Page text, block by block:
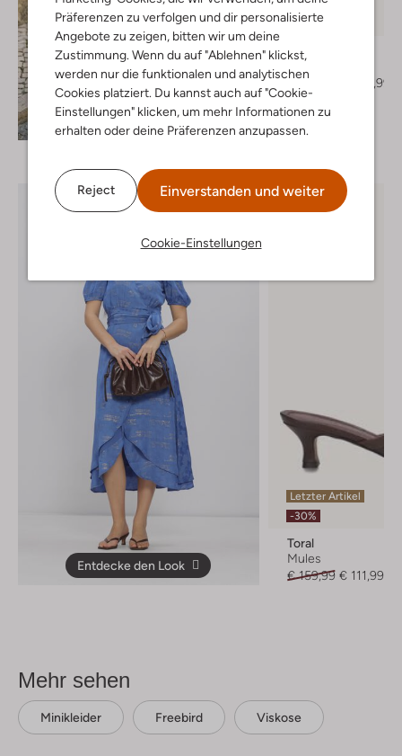
Präferenzen zu verfolgen und dir personalisierte
Angebote zu zeigen, bitten wir um deine
Zustimmung. Wenn du auf "Ablehnen" klickst,
werden nur die funktionalen und analytischen
Cookies platziert. Du kannst auch auf "Cookie-
Einstellungen" klicken, um mehr Informationen zu
erhalten oder deine Präferenzen anzupassen.
Reject Einverstanden und weiter
Cookie-Einstellungen
Entdecke den Look
Letzter Artikel
-30%
Notre-V
Absätze
€ 149,99
€ 104,99
+ mehr farben
Entdecke den Look
Letzter Artikel
-30%
Toral
Mules
€ 159,99 € 111,99
Mehr sehen
Minikleider Freebird Viskose